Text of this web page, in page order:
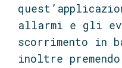
allarmi e gli
scorrimento in
inoltre